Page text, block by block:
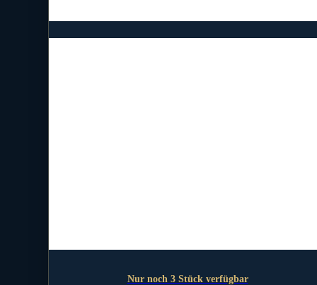
Nur noch 3 Stück verfügbar